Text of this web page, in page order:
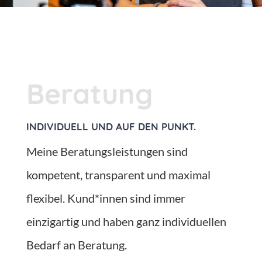
Beratung
INDIVIDUELL UND AUF DEN PUNKT.
Meine Beratungsleistungen sind
kompetent, transparent und maximal
flexibel. Kund*innen sind immer
einzigartig und haben ganz individuellen
Bedarf an Beratung.